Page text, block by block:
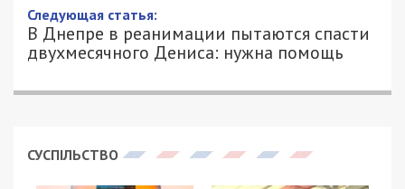
Следующая статья:
В Днепре в реанимации пытаются спасти
двухмесячного Дениса: нужна помощь
СУСПІЛЬСТВО